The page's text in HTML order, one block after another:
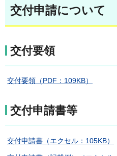
交付申請について
交付要領
交付要領（PDF：109KB）
交付申請書等
交付申請書（エクセル：105KB）